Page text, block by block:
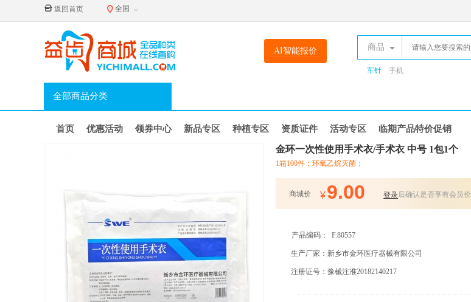
返回首页 全国
AI智能报价 商品
车针 手机
全部商品分类
首页 优惠活动 领券中心 新品专区 种植专区 资质证件 活动专区 临期产品特价促销
金环一次性使用手术衣/手术衣 中号 1包1个
1箱100件；环氧乙烷灭菌；
商城价 ¥9.00 登录后确认是否享有会员价
产品编码： F.80557
生产厂家：新乡市金环医疗器械有限公司
注册证号：豫械注准20182140217